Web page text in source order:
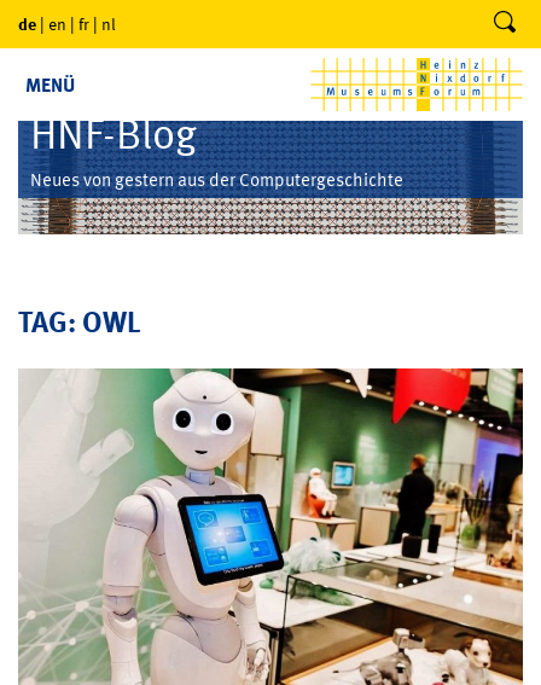
de | en | fr | nl
MENÜ
HNF-Blog
Neues von gestern aus der Computergeschichte
TAG: OWL